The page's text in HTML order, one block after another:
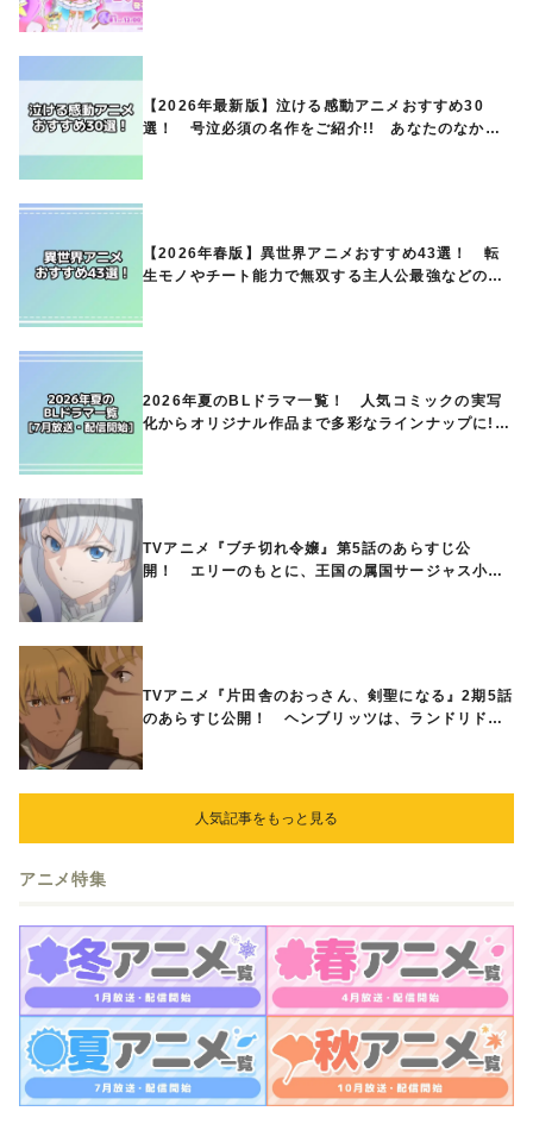
【2026年最新版】泣ける感動アニメおすすめ30
選！ 号泣必須の名作をご紹介!! あなたのなかの
【2026年春版】異世界アニメおすすめ43選！ 転
生モノやチート能力で無双する主人公最強などの人
2026年夏のBLドラマ一覧！ 人気コミックの実写
化からオリジナル作品まで多彩なラインナップに!!
TVアニメ『ブチ切れ令嬢』第5話のあらすじ公
開！ エリーのもとに、王国の属国サージャス小王
TVアニメ『片田舎のおっさん、剣聖になる』2期5話
のあらすじ公開！ ヘンブリッツは、ランドリドに
人気記事をもっと見る
アニメ特集